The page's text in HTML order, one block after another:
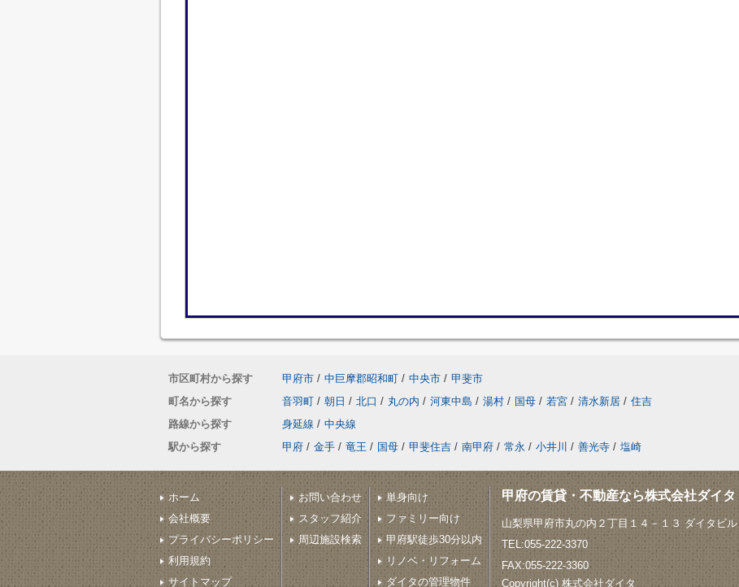
市区町村から探す 甲府市 / 中巨摩郡昭和町 / 中央市 / 甲斐市
町名から探す
音羽町 / 朝日 / 北口 / 丸の内 / 河東中島 / 湯村 / 国母 / 若宮 / 清水新居 / 住吉
路線から探す
身延線 / 中央線
駅から探す
甲府 / 金手 / 竜王 / 国母 / 甲斐住吉 / 南甲府 / 常永 / 小井川 / 善光寺 / 塩崎
ホーム
会社概要
プライバシーポリシー
利用規約
サイトマップ
お問い合わせ
スタッフ紹介
周辺施設検索
単身向け
ファミリー向け
甲府駅徒歩30分以内
リノベ・リフォーム
ダイタの管理物件
甲府の賃貸・不動産なら株式会社ダイ
山梨県甲府市丸の内２丁目１４－１３ ダイタビ
TEL:055-222-3370
FAX:055-222-3360
Copyright(c) 株式会社ダイタ